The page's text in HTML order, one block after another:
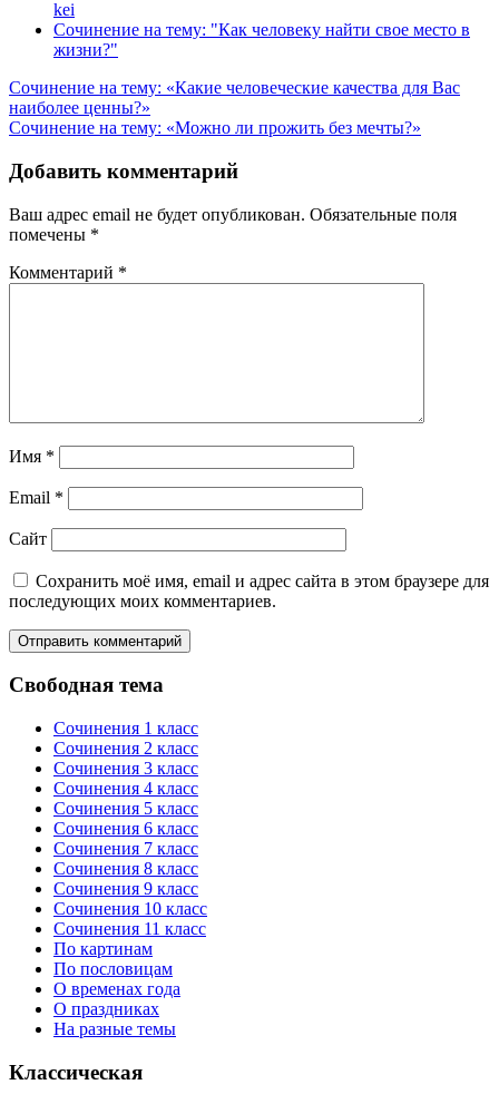
kei
Сочинение на тему: "Как человеку найти свое место в
жизни?"
Навигация
по
Сочинение на тему: «Какие человеческие качества для Вас
наиболее ценны?»
Сочинение на тему: «Можно ли прожить без мечты?»
Добавить комментарий
Ваш адрес email не будет опубликован. Обязательные поля
помечены *
Комментарий *
Имя *
Email *
Сайт
Сохранить моё имя, email и адрес сайта в этом браузере для
последующих моих комментариев.
Свободная тема
Сочинения 1 класс
Сочинения 2 класс
Сочинения 3 класс
Сочинения 4 класс
Сочинения 5 класс
Сочинения 6 класс
Сочинения 7 класс
Сочинения 8 класс
Сочинения 9 класс
Сочинения 10 класс
Сочинения 11 класс
По картинам
По пословицам
О временах года
О праздниках
На разные темы
Классическая